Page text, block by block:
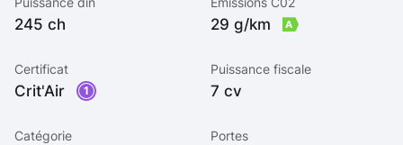
245 ch 29 g/km A
Certificat
Crit'Air 1
Puissance fiscale
7 cv
Catégorie Portes